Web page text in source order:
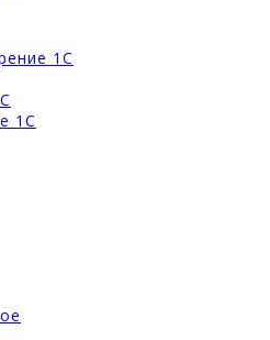
1С
1С